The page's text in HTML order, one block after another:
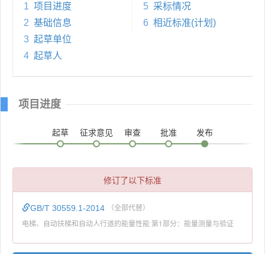
1 项目进度
2 基础信息
3 起草单位
4 起草人
5 采标情况
6 相近标准(计划)
项目进度
起草 征求意见 审查 批准 发布
修订了以下标准
GB/T 30559.1-2014 （全部代替）
电梯、自动扶梯和自动人行道的能量性能 第1部分：能量测量与验证